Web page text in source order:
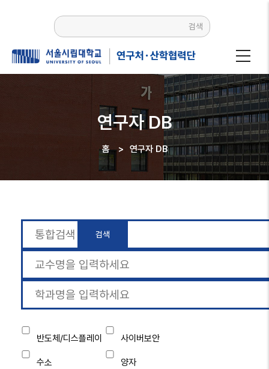
검색
연구자 DB
이동
경로
홈 > 연구자 DB
반도체/디스플레이 사이버보안
수소 양자